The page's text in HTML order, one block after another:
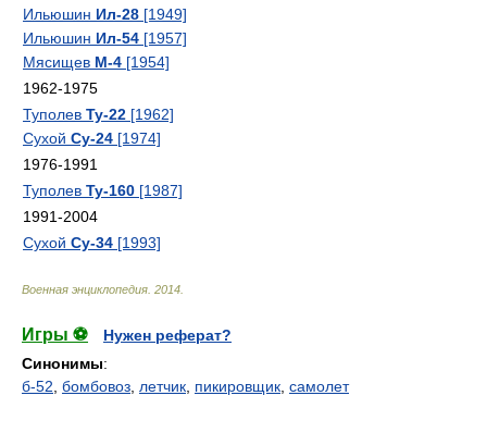
Ильюшин Ил-28 [1949]
Ильюшин Ил-54 [1957]
Мясищев М-4 [1954]
1962-1975
Туполев Ту-22 [1962]
Сухой Су-24 [1974]
1976-1991
Туполев Ту-160 [1987]
1991-2004
Сухой Су-34 [1993]
Военная энциклопедия 2014
Игры ⚽
Нужен реферат?
Синонимы:
б-52 бомбовоз летчик пикировщик самолет